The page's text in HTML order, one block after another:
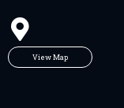
View Map